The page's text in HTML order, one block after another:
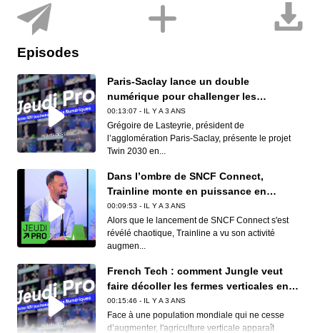
Episodes
Paris-Saclay lance un double
numérique pour challenger les
politiques publiques
00:13:07 - IL Y A 3 ANS
Grégoire de Lasteyrie, président de
l’agglomération Paris-Saclay, présente le projet
Twin 2030 en...
Dans l’ombre de SNCF Connect,
Trainline monte en puissance en
Europe
00:09:53 - IL Y A 3 ANS
Alors que le lancement de SNCF Connect s'est
révélé chaotique, Trainline a vu son activité
augmen...
French Tech : comment Jungle veut
faire décoller les fermes verticales en
Europe
00:15:46 - IL Y A 3 ANS
Face à une population mondiale qui ne cesse
d’augmenter, l'agriculture verticale apparaît